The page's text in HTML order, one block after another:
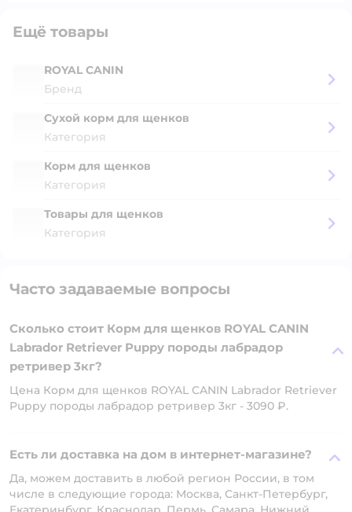
Ещё товары
ROYAL CANIN
Бренд
Сухой корм для щенков
Категория
Корм для щенков
Категория
Товары для щенков
Категория
Часто задаваемые вопросы
Сколько стоит Корм для щенков ROYAL CANIN
Labrador Retriever Puppy породы лабрадор
ретривер 3кг?
Цена Корм для щенков ROYAL CANIN Labrador Retriever
Puppy породы лабрадор ретривер 3кг - 3090 ₽.
Есть ли доставка на дом в интернет-магазине?
Да, можем доставить в любой регион России, в том
числе в следующие города: Москва, Санкт-Петербург,